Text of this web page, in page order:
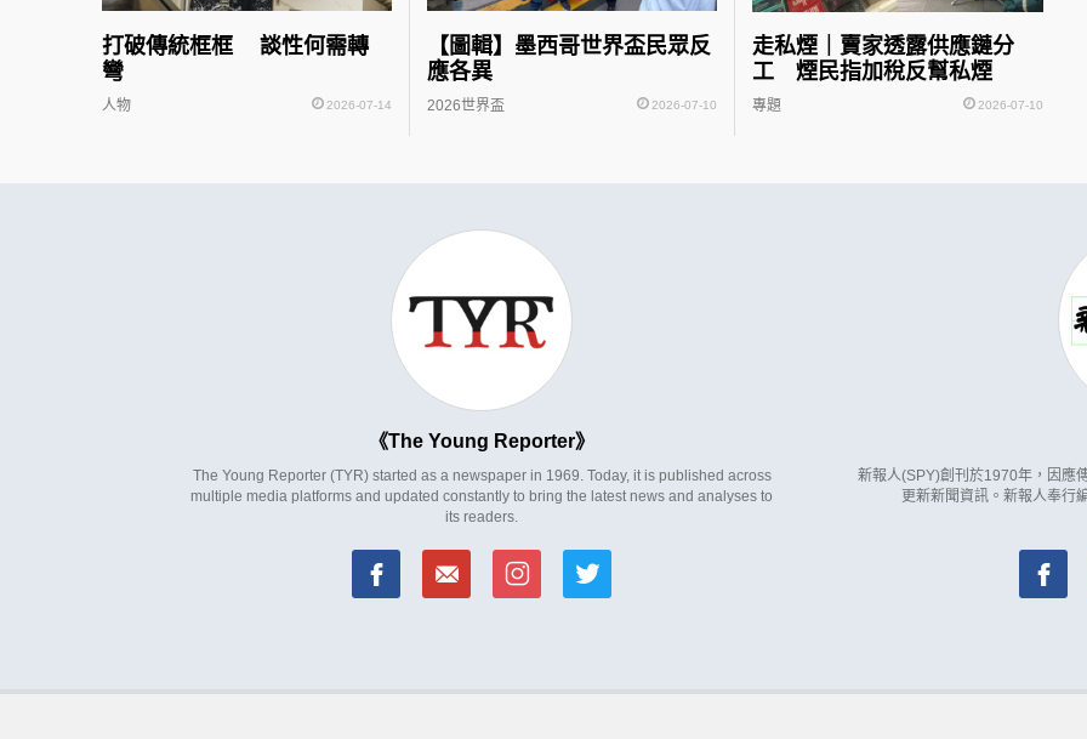
打破傳統框框 談性何需轉
彎
人物 2026-07-14
【圖輯】墨西哥世界盃民眾反
應各異
2026世界盃 2026-07-10
走私煙｜賣家透露供應鏈分
工 煙民指加稅反幫私煙
專題 2026-07-10
The Young Reporter
The Young Reporter (TYR) started as a newspaper in 1969. Today, it is published across
multiple media platforms and updated constantly to bring the latest news and analyses to
its readers.
新報人(SPY)創刊於1970年，因應
更新新聞資訊。新報人奉行